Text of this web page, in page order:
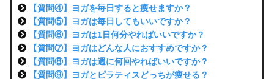
【質問④】ヨガを毎日すると痩せますか？
【質問⑤】ヨガは毎日してもいいですか？
【質問⑥】ヨガは1日何分やればいいですか？
【質問⑦】ヨガはどんな人におすすめですか？
【質問⑧】ヨガは週に何回やればいいですか？
【質問⑨】ヨガとピラティスどっちが痩せる？